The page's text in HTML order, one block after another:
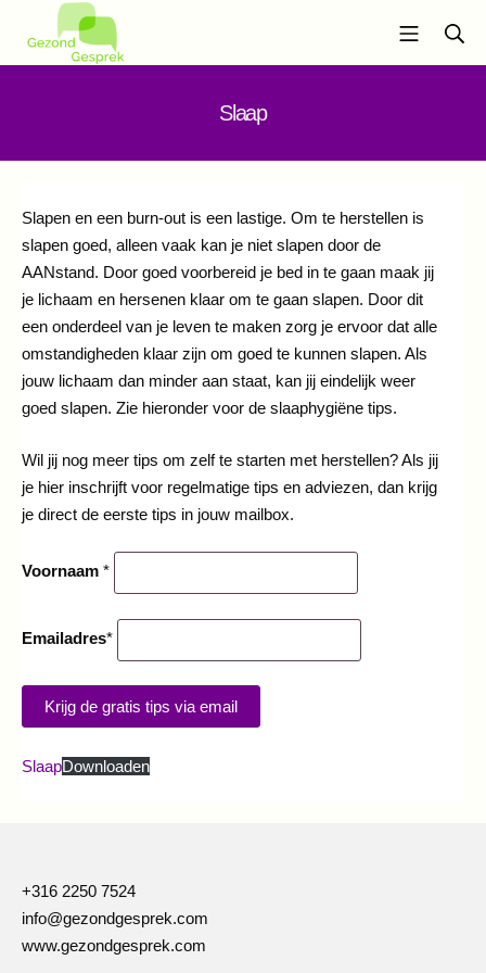
naar
de
Mobiel
Slaap
Slapen en een burn-out is een lastige. Om te herstellen is
slapen goed, alleen vaak kan je niet slapen door de
AANstand. Door goed voorbereid je bed in te gaan maak jij
je lichaam en hersenen klaar om te gaan slapen. Door dit
een onderdeel van je leven te maken zorg je ervoor dat alle
omstandigheden klaar zijn om goed te kunnen slapen. Als
jouw lichaam dan minder aan staat, kan jij eindelijk weer
goed slapen. Zie hieronder voor de slaaphygiëne tips.
Wil jij nog meer tips om zelf te starten met herstellen? Als jij
je hier inschrijft voor regelmatige tips en adviezen, dan krijg
je direct de eerste tips in jouw mailbox.
Voornaam *
Emailadres*
SlaapDownloaden
+316 2250 7524
info@gezondgesprek.com
www.gezondgesprek.com